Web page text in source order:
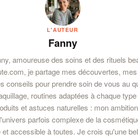
L'AUTEUR
Fanny
amoureuse des soins et des rituels
je partage mes découvertes,
conseils pour prendre soin de vous au
routines adaptées à chaque
et astuces naturelles : mon
parfois complexe de la
et accessible à toutes. Je crois qu'une